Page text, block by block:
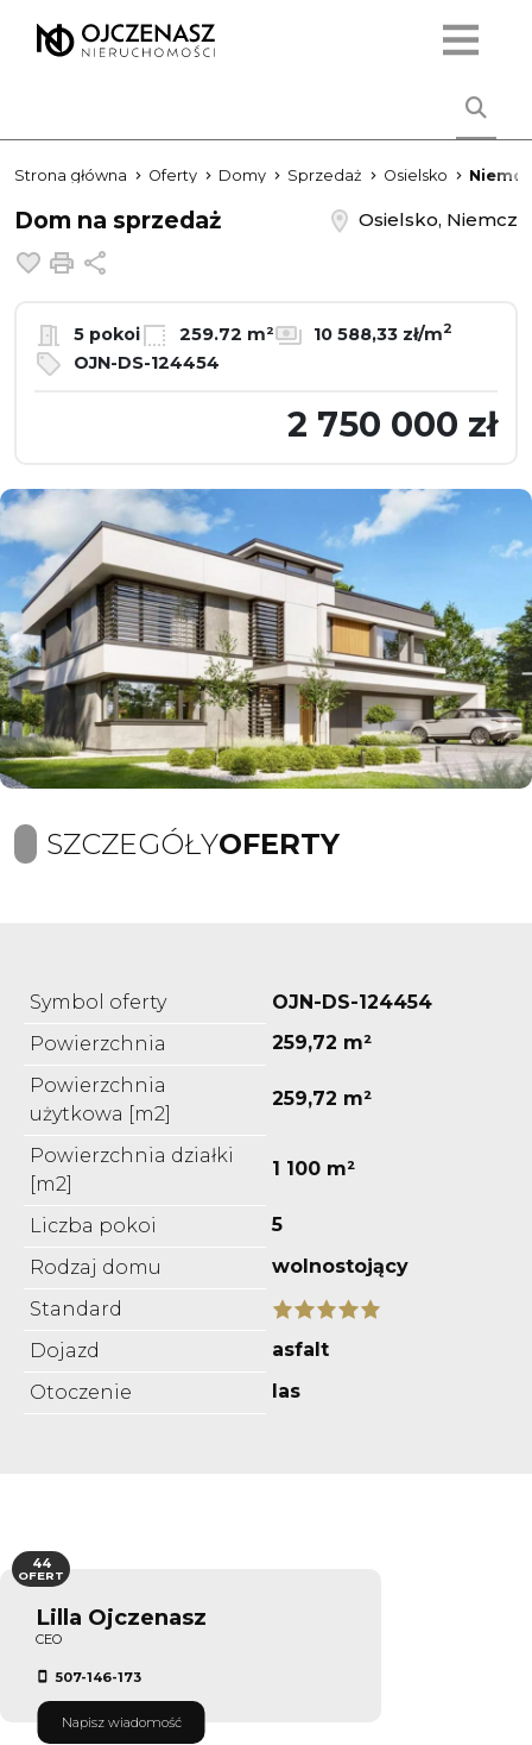
Strona główna Oferty Domy Sprzedaż Osielsko Niemcz
Dom na sprzedaż
Osielsko, Niemcz
Dodaj do ulubionych
Drukuj
5 pokoi 259.72 m² 10 588,33 zł/m2
OJN-DS-124454
2 750 000 zł
SZCZEGÓŁYOFERTY
Symbol oferty
OJN-DS-124454
Powierzchnia
259,72 m²
Powierzchnia
użytkowa [m2]
259,72 m²
Powierzchnia działki
[m2]
1 100 m²
Liczba pokoi
5
Rodzaj domu
wolnostojący
Standard
Dojazd
asfalt
Otoczenie
las
Lilla Ojczenasz
CEO
507-146-173
Napisz wiadomość
44
OFERT